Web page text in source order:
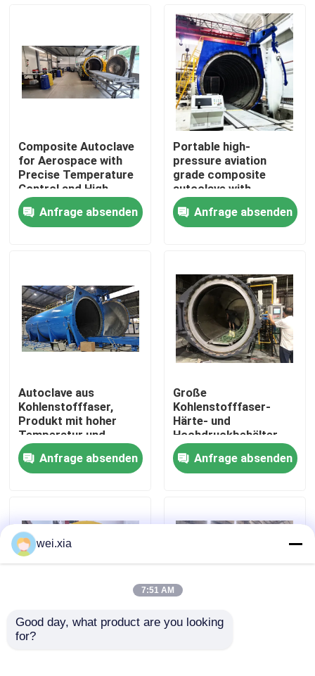
Produkte
Über uns
Werksbesichtigung
Kontakt mit uns
Rechtssachen
Composite Autoclave
for Aerospace with
Precise Temperature
Control and High-
Pressure Vessel for
Consistent Curing
Anfrage absenden
Portable high-
pressure aviation
grade composite
autoclave with
advanced control
systems for UAV and
aerospace
Anfrage absenden
Autoclave aus
Kohlenstofffaser,
Produkt mit hoher
Temperatur und
hohem Druck,
unterstützt die
Anpassung,
Anfrage absenden
Große
Kohlenstofffaser-
Härte- und
Hochdruckbehälter
Anfrage absenden
Luftfahrt-Drohnen-
wei.xia
7:51 AM
Good day, what product are you looking
for?